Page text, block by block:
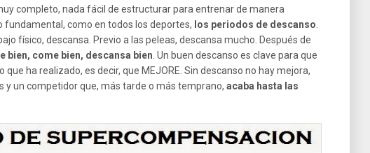
completo, nada fácil de estructurar para entrenar de manera
fundamental, como en todos los deportes, los periodos de descanso
físico, descansa. Previo a las peleas, descansa mucho. Después de
bien, come bien, descansa bien . Un buen descanso es clave para que
ha realizado, es decir, que MEJORE. Sin descanso no hay mejora,
y un competidor que, más tarde o más temprano, acaba hasta las